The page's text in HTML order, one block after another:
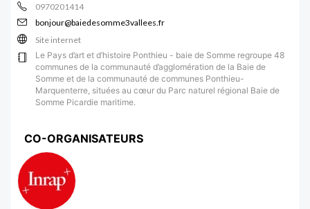
0970201414
bonjour@baiedesomme3vallees.fr
Site internet
Le Pays d’art et d’histoire Ponthieu - baie de Somme regroupe 48
communes de la communauté d’agglomération de la Baie de
Somme et de la communauté de communes Ponthieu-
Marquenterre, situées au cœur du Parc naturel régional Baie de
Somme Picardie maritime.
CO-ORGANISATEURS